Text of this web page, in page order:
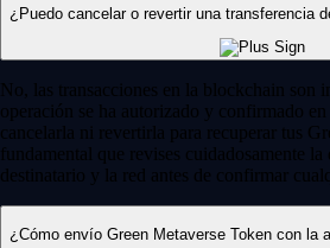
¿Puedo cancelar o revertir una transferencia
No, las transacciones en la blockchain son
operación se ha autorizado y confirmado
cancelarla ni revertirla para recuperar tus
fundamental que revises cuidadosamente
destinatario y la red antes de confirmar
¿Cómo envío Green Metaverse Token con la